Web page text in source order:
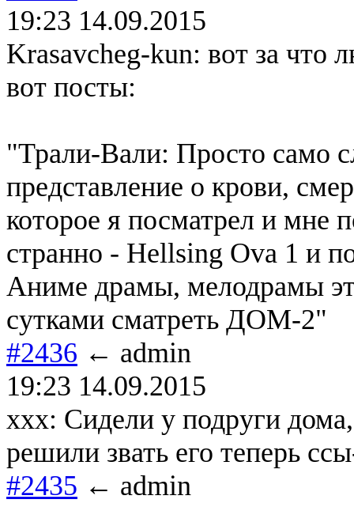
19:23 14.09.2015
Krasavcheg-kun: вот за что
вот посты:
"Трали-Вали: Просто само
представление о крови,
которое я посматрел и мне
странно - Hellsing Ova 1 и
Аниме драмы, мелодрамы
сутками сматреть ДОМ-2"
#2436 ← admin
19:23 14.09.2015
xxx: Сидели у подруги
решили звать его теперь
#2435 ← admin